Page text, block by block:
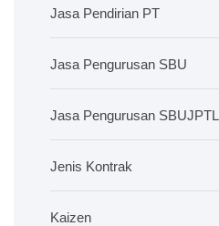
Jasa Pendirian PT
Jasa Pengurusan SBU
Jasa Pengurusan SBUJPTL
Jenis Kontrak
Kaizen